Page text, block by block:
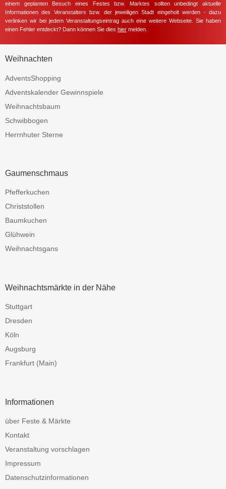
einem geplanten Besuch eines Festes bzw. Marktes sollten unbedingt aktuelle
Informationen des Veranstalters bzw. der jeweiligen Stadt eingeholt werden - dazu
verlinken wir bei jedem Veranstaltungseintrag auch eine weitere Webseite. Sie haben
einen Fehler entdeckt? Dann können Sie dies hier melden.
Weihnachten
AdventsShopping
Adventskalender Gewinnspiele
Weihnachtsbaum
Schwibbogen
Herrnhuter Sterne
Gaumenschmaus
Pfefferkuchen
Christstollen
Baumkuchen
Glühwein
Weihnachtsgans
Weihnachtsmärkte in der Nähe
Stuttgart
Dresden
Köln
Augsburg
Frankfurt (Main)
Informationen
über Feste & Märkte
Kontakt
Veranstaltung vorschlagen
Impressum
Datenschutzinformationen